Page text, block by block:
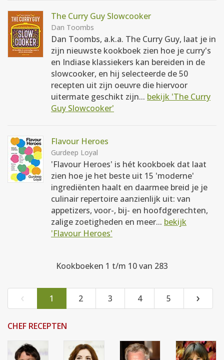
The Curry Guy Slowcooker
Dan Toombs
Dan Toombs, a.k.a. The Curry Guy, laat je in
zijn nieuwste kookboek zien hoe je curry's
en Indiase klassiekers kan bereiden in de
slowcooker, en hij selecteerde de 50
recepten uit zijn oeuvre die hiervoor
uitermate geschikt zijn... bekijk 'The Curry
Guy Slowcooker'
Flavour Heroes
Gurdeep Loyal
'Flavour Heroes' is hét kookboek dat laat
zien hoe je het beste uit 15 'moderne'
ingrediënten haalt en daarmee breid je je
culinair repertoire aanzienlijk uit: van
appetizers, voor-, bij- en hoofdgerechten,
zalige zoetigheden en meer... bekijk
'Flavour Heroes'
Kookboeken 1 t/m 10 van 283
‹ 1 2 3 4 5 ›
CHEF RECEPTEN